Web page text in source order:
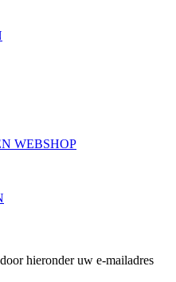
WEBSHOP
hieronder uw e-mailadres